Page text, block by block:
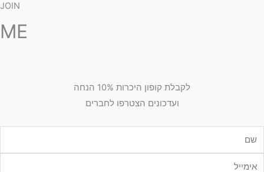
JOIN
ME
לקבלת קופון היכרות 10% הנחה
ועדכונים הצטרפו לחברים